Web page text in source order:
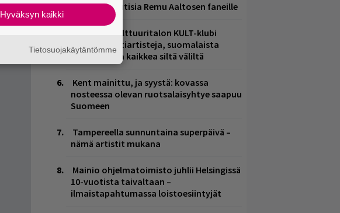
Mainioita uutisia Remu Aaltosen faneille
Helsingin Kulttuuritalon KULT-klubi
tarjoaa kulttiartisteja, suomalaista
osaamista ja kaikkea siltä väliltä
Kent mainittu, ja syystä: kovassa
nosteessa olevan ruotsalaisyhtye saapuu
Suomeen
Tampereella sunnuntaina superpäivä –
nämä artistit mukana
Mainio ohjelmatoimisto juhlii Helsingissä
10-vuotista taivaltaan –
ilmaistapahtumassa loistoesiintyjät
Hyväksyn kaikki
Tietosuojakäytäntömme